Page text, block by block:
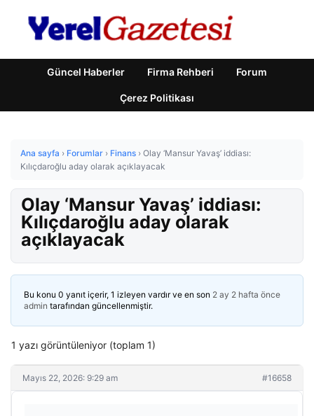
Güncel Haberler Firma Rehberi Forum
Çerez Politikası
Ana sayfa › Forumlar › Finans › Olay ‘Mansur Yavaş’ iddiası:
Kılıçdaroğlu aday olarak açıklayacak
Olay ‘Mansur Yavaş’ iddiası:
Kılıçdaroğlu aday olarak
açıklayacak
Bu konu 0 yanıt içerir, 1 izleyen vardır ve en son 2 ay 2 hafta önce
admin tarafından güncellenmiştir.
1 yazı görüntüleniyor (toplam 1)
Mayıs 22, 2026: 9:29 am #16658